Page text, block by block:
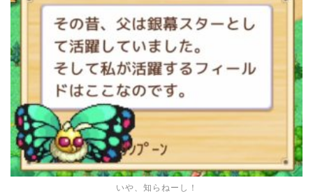
いや、知らねーし！